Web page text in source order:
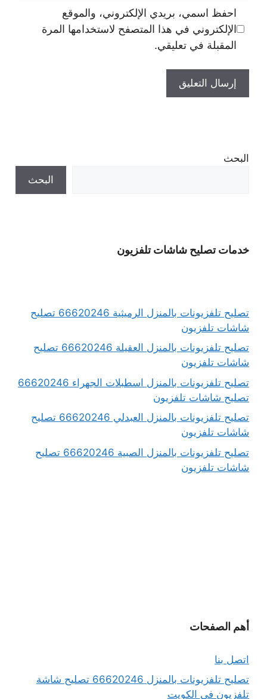
احفظ اسمي، بريدي الإلكتروني، والموقع
الإلكتروني في هذا المتصفح لاستخدامها المرة
المقبلة في تعليقي.
البحث
البحث
خدمات تصليح شاشات تلفزيون
تصليح تلفزيونات بالمنزل الرميثية 66620246 تصليح
شاشات تلفزيون
تصليح تلفزيونات بالمنزل العقيلة 66620246 تصليح
شاشات تلفزيون
تصليح تلفزيونات بالمنزل اسطبلات الجهراء 66620246
تصليح شاشات تلفزيون
تصليح تلفزيونات بالمنزل العبدلي 66620246 تصليح
شاشات تلفزيون
تصليح تلفزيونات بالمنزل الصبية 66620246 تصليح
شاشات تلفزيون
أهم الصفحات
اتصل بنا
تصليح تلفزيونات بالمنزل 66620246 تصليح شاشة
تلفزيون في الكويت